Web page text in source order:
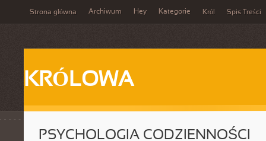
Strona główna Archiwum Hey Kategorie Król Spis Treści
KRÓLOWA
PSYCHOLOGIA CODZIENNOŚCI